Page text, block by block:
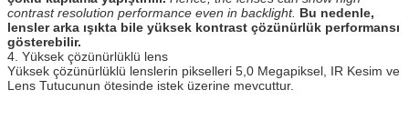
contrast resolution performance even in backlight. Bu nedenle,
lensler arka ışıkta bile yüksek kontrast çözünürlük performansı
gösterebilir.
4. Yüksek çözünürlüklü lens
Yüksek çözünürlüklü lenslerin pikselleri 5,0 Megapiksel, IR Kesim ve
Lens Tutucunun ötesinde istek üzerine mevcuttur.